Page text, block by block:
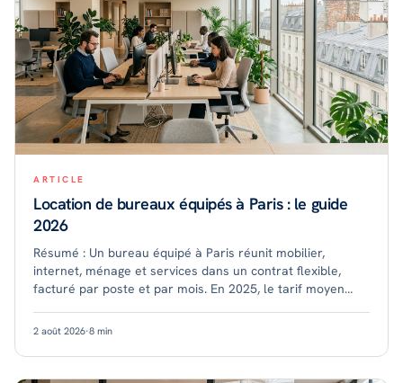
ARTICLE
Location de bureaux équipés à Paris : le guide
2026
Résumé : Un bureau équipé à Paris réunit mobilier,
internet, ménage et services dans un contrat flexible,
facturé par poste et par mois. En 2025, le tarif moyen
2 août 2026·8 min